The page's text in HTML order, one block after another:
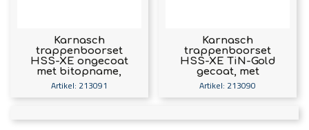
Karnasch
trappenboorset
HSS-XE ongecoat
met bitopname,
gespiraliseerd, 2-
snijder: d=6-12, d=6-
Artikel: 213091
Karnasch
trappenboorset
HSS-XE TiN-Gold
gecoat, met
bitopname,
gespiraliseerd, 2-
213090
Artikel: 213090